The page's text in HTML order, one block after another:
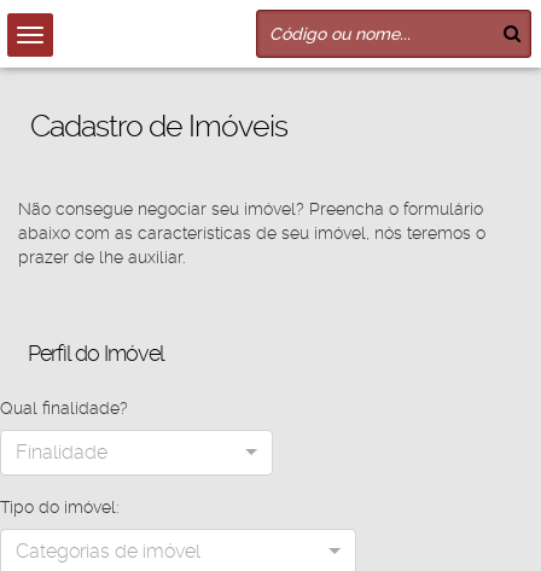
Cadastro de Imóveis
Não consegue negociar seu imóvel? Preencha o formulário
abaixo com as características de seu imóvel, nós teremos o
prazer de lhe auxiliar.
Perfil do Imóvel
Qual finalidade?
Finalidade
Tipo do imóvel:
Categorias de imóvel